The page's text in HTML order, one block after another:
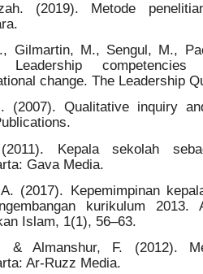
(2019). Metode
Gilmartin, M., Sengul, M.,
Leadership
change. The Leadership
(2007). Qualitative inquiry
Kepala sekolah
Gava Media.
(2017). Kepemimpinan
kurikulum 2013.
Islam, 1(1), 56–63.
& Almanshur, F. (2012).
Ar-Ruzz Media.